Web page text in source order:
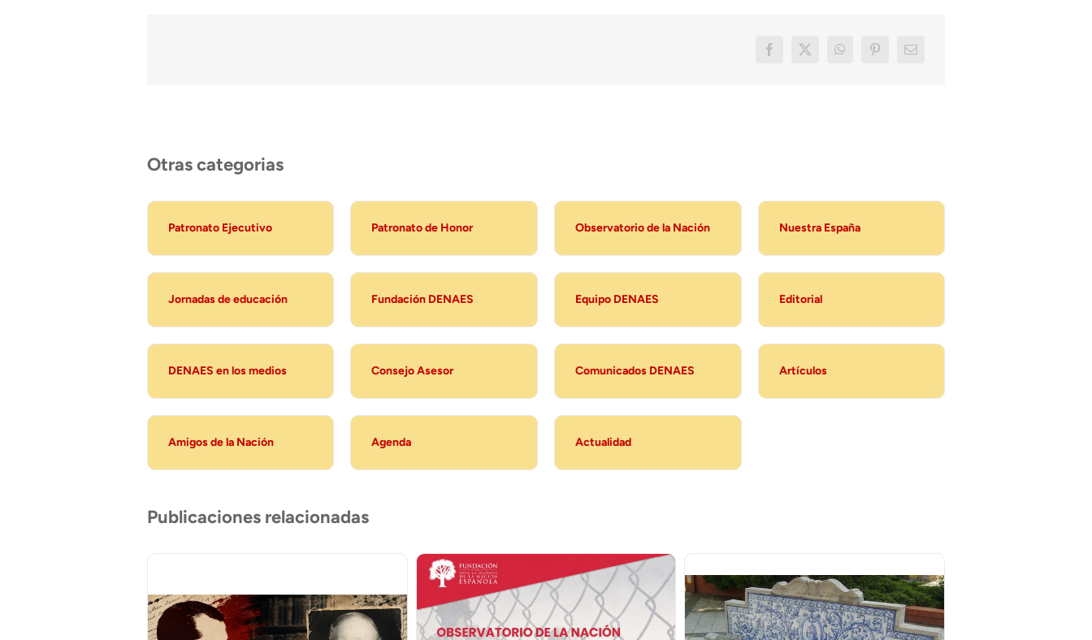
Otras categorias
Patronato Ejecutivo Patronato de Honor Observatorio de la Nación Nuestra España
Jornadas de educación Fundación DENAES Equipo DENAES Editorial
DENAES en los medios Consejo Asesor Comunicados DENAES Artículos
Amigos de la Nación Agenda Actualidad
Publicaciones relacionadas